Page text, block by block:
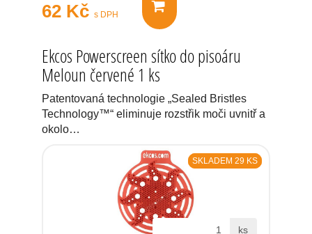
62 Kč s DPH
Ekcos Powerscreen sítko do pisoáru
Meloun červené 1 ks
Patentovaná technologie „Sealed Bristles
Technology™“ eliminuje rozstřik moči uvnitř a
okolo…
SKLADEM 29 KS
ks